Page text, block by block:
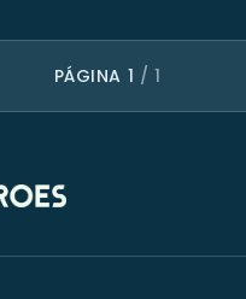
PÁGINA 1 / 1